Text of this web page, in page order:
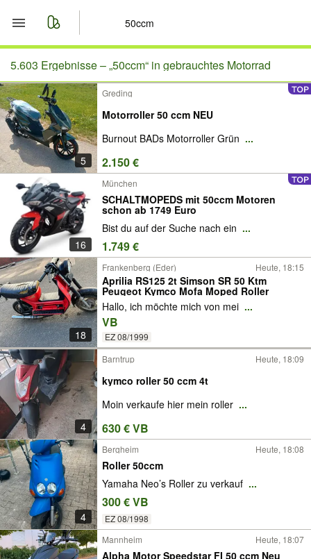
Start
Merkliste
Nachrichten
Anzeige aufgeben
5.603 Ergebnisse –„50ccm“ in gebrauchtes Motorrad
5
Greding
Motorroller 50 ccm NEU
Burnout BADs Motorroller Grün ...
2.150 €
16
München
SCHALTMOPEDS mit 50ccm Motoren
schon ab 1749 Euro
Bist du auf der Suche nach ein ...
1.749 €
18
Frankenberg (Eder) Heute, 18:15
Aprilia RS125 2t Simson SR 50 Ktm
Peugeot Kymco Mofa Moped Roller
Hallo, ich möchte mich von mei ...
VB
EZ 08/1999
4
Barntrup Heute, 18:09
kymco roller 50 ccm 4t
Moin verkaufe hier mein roller ...
630 € VB
4
Bergheim Heute, 18:08
Roller 50ccm
Yamaha Neo’s Roller zu verkauf ...
300 € VB
EZ 08/1998
Mannheim Heute, 18:07
Alpha Motor Speedstar FI 50 ccm Neu